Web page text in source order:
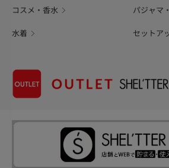
コスメ・香水 パジャマ
水着 セットア